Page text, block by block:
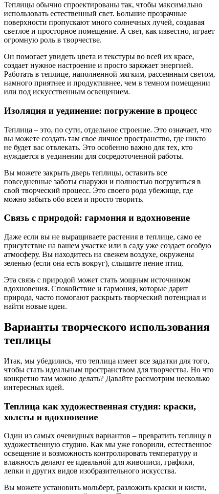
Теплицы обычно спроектированы так, чтобы максимально
использовать естественный свет. Большие прозрачные
поверхности пропускают много солнечных лучей, создавая
светлое и просторное помещение. А свет, как известно, играет
огромную роль в творчестве.
Он помогает увидеть цвета и текстуры во всей их красе,
создает нужное настроение и просто заряжает энергией.
Работать в теплице, наполненной мягким, рассеянным светом,
намного приятнее и продуктивнее, чем в темном помещении
или под искусственным освещением.
Изоляция и уединение: погружение в процесс
Теплица – это, по сути, отдельное строение. Это означает, что
вы можете создать там свое личное пространство, где никто
не будет вас отвлекать. Это особенно важно для тех, кто
нуждается в уединении для сосредоточенной работы.
Вы можете закрыть дверь теплицы, оставить все
повседневные заботы снаружи и полностью погрузиться в
свой творческий процесс. Это своего рода убежище, где
можно забыть обо всем и просто творить.
Связь с природой: гармония и вдохновение
Даже если вы не выращиваете растения в теплице, само ее
присутствие на вашем участке или в саду уже создает особую
атмосферу. Вы находитесь на свежем воздухе, окружены
зеленью (если она есть вокруг), слышите пение птиц.
Эта связь с природой может стать мощным источником
вдохновения. Спокойствие и гармония, которые дарит
природа, часто помогают раскрыть творческий потенциал и
найти новые идеи.
Варианты творческого использования
теплицы
Итак, мы убедились, что теплица имеет все задатки для того,
чтобы стать идеальным пространством для творчества. Но что
конкретно там можно делать? Давайте рассмотрим несколько
интересных идей.
Теплица как художественная студия: краски,
холсты и вдохновение
Один из самых очевидных вариантов – превратить теплицу в
художественную студию. Как мы уже говорили, естественное
освещение и возможность контролировать температуру и
влажность делают ее идеальной для живописи, графики,
лепки и других видов изобразительного искусства.
Вы можете установить мольберт, разложить краски и кисти,